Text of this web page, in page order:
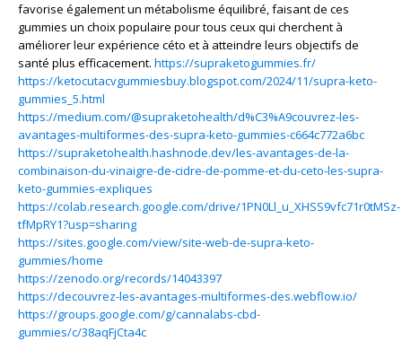
favorise également un métabolisme équilibré, faisant de ces
gummies un choix populaire pour tous ceux qui cherchent à
améliorer leur expérience céto et à atteindre leurs objectifs de
santé plus efficacement. https://supraketogummies.fr/
https://ketocutacvgummiesbuy.blogspot.com/2024/11/supra-keto-
gummies_5.html
https://medium.com/@supraketohealth/d%C3%A9couvrez-les-
avantages-multiformes-des-supra-keto-gummies-c664c772a6bc
https://supraketohealth.hashnode.dev/les-avantages-de-la-
combinaison-du-vinaigre-de-cidre-de-pomme-et-du-ceto-les-supra-
keto-gummies-expliques
https://colab.research.google.com/drive/1PN0Ll_u_XHSS9vfc71r0tMSz-
tfMpRY1?usp=sharing
https://sites.google.com/view/site-web-de-supra-keto-
gummies/home
https://zenodo.org/records/14043397
https://decouvrez-les-avantages-multiformes-des.webflow.io/
https://groups.google.com/g/cannalabs-cbd-
gummies/c/38aqFjCta4c